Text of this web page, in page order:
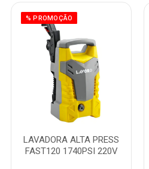
% PROMOÇÃO
LAVADORA ALTA PRESS
FAST120 1740PSI 220V